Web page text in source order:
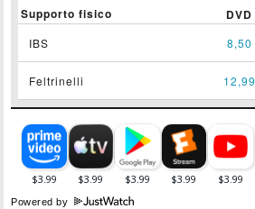
Supporto fisico DVD
IBS 8,50
Feltrinelli 12,99
Powered by